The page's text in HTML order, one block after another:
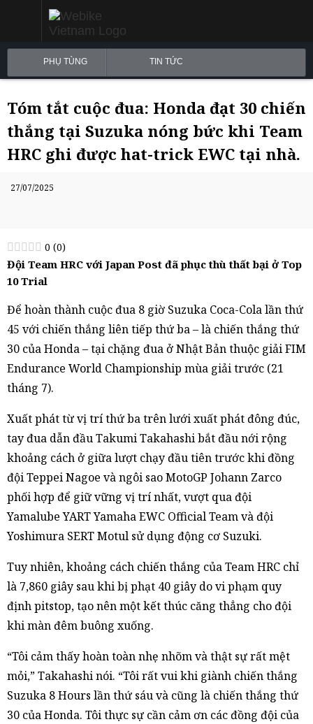
PHỤ TÙNG TIN TỨC
Tóm tắt cuộc đua: Honda đạt 30 chiến
thắng tại Suzuka nóng bức khi Team
HRC ghi được hat-trick EWC tại nhà.
27/07/2025
0 (0)
Đội Team HRC với Japan Post đã phục thù thất bại ở Top
10 Trial
Để hoàn thành cuộc đua 8 giờ Suzuka Coca-Cola lần thứ
45 với chiến thắng liên tiếp thứ ba – là chiến thắng thứ
30 của Honda – tại chặng đua ở Nhật Bản thuộc giải FIM
Endurance World Championship mùa giải trước (21
tháng 7).
Xuất phát từ vị trí thứ ba trên lưới xuất phát đông đúc,
tay đua dẫn đầu Takumi Takahashi bắt đầu nới rộng
khoảng cách ở giữa lượt chạy đầu tiên trước khi đồng
đội Teppei Nagoe và ngôi sao MotoGP Johann Zarco
phối hợp để giữ vững vị trí nhất, vượt qua đội
Yamalube YART Yamaha EWC Official Team và đội
Yoshimura SERT Motul sử dụng động cơ Suzuki.
Tuy nhiên, khoảng cách chiến thắng của Team HRC chỉ
là 7,860 giây sau khi bị phạt 40 giây do vi phạm quy
định pitstop, tạo nên một kết thúc căng thẳng cho đội
khi màn đêm buông xuống.
“Tôi cảm thấy hoàn toàn nhẹ nhõm và thật sự rất mệt
mỏi,” Takahashi nói. “Tôi rất vui khi giành chiến thắng
Suzuka 8 Hours lần thứ sáu và cũng là chiến thắng thứ
30 của Honda. Tôi thực sự cần cảm ơn các đồng đội của